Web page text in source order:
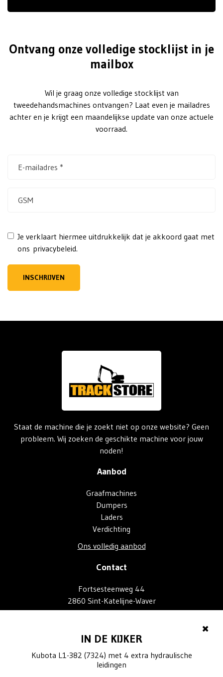
Ontvang onze volledige stocklijst in je
mailbox
Wil je graag onze volledige stocklijst van
tweedehandsmachines ontvangen? Laat even je mailadres
achter en je krijgt een maandelijkse update van onze actuele
voorraad.
Je verklaart hiermee uitdrukkelijk dat je akkoord gaat met
ons privacybeleid.
INSCHRIJVEN
Staat de machine die je zoekt niet op onze website? Geen
probleem. Wij zoeken de geschikte machine voor jouw
noden!
Aanbod
Graafmachines
Dumpers
Laders
Verdichting
Ons volledig aanbod
Contact
Fortsesteenweg 44
2860 Sint-Katelijne-Waver
info@trackstore.be
BTW: BE 0804.924.113
IN DE KIJKER
Kubota L1-382 (7324) met 4 extra hydraulische
leidingen